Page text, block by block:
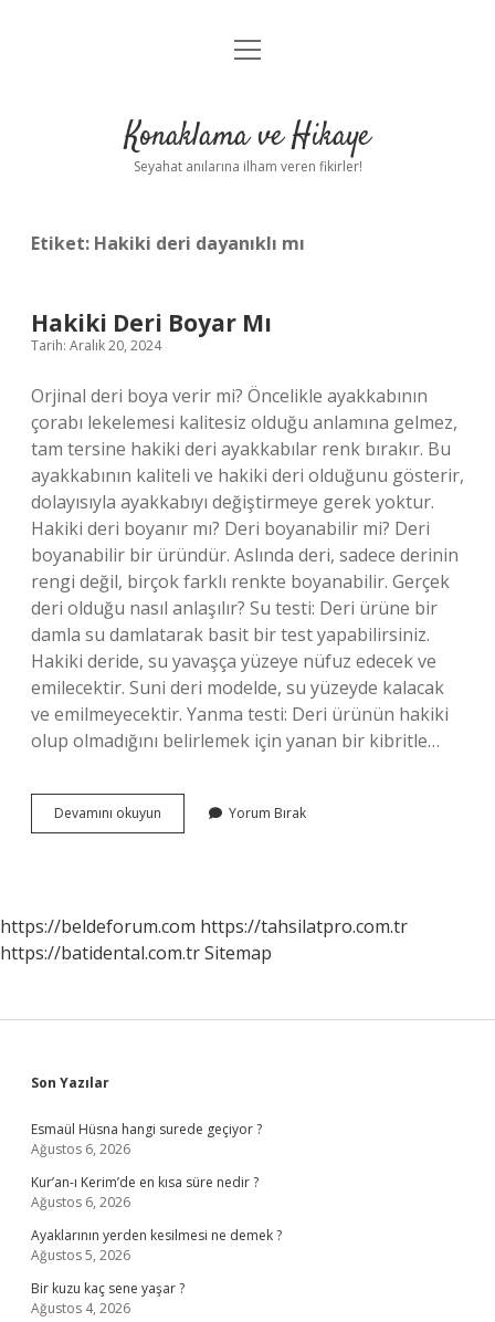
Anasayfa
Yasal Uyarı
menüyü
Konaklama ve Hikaye
Seyahat anılarına ilham veren fikirler!
Etiket: Hakiki deri dayanıklı mı
Hakiki Deri Boyar Mı
Tarih: Aralık 20, 2024
Orjinal deri boya verir mi? Öncelikle ayakkabının
çorabı lekelemesi kalitesiz olduğu anlamına gelmez,
tam tersine hakiki deri ayakkabılar renk bırakır. Bu
ayakkabının kaliteli ve hakiki deri olduğunu gösterir,
dolayısıyla ayakkabıyı değiştirmeye gerek yoktur.
Hakiki deri boyanır mı? Deri boyanabilir mi? Deri
boyanabilir bir üründür. Aslında deri, sadece derinin
rengi değil, birçok farklı renkte boyanabilir. Gerçek
deri olduğu nasıl anlaşılır? Su testi: Deri ürüne bir
damla su damlatarak basit bir test yapabilirsiniz.
Hakiki deride, su yavaşça yüzeye nüfuz edecek ve
emilecektir. Suni deri modelde, su yüzeyde kalacak
ve emilmeyecektir. Yanma testi: Deri ürünün hakiki
olup olmadığını belirlemek için yanan bir kibritle…
Devamını okuyun
Deri
Yorum Bırak
https://beldeforum.com https://tahsilatpro.com.tr
https://batidental.com.trSitemap
Sidebar
Son Yazılar
Esmaül Hüsna hangi surede geçiyor ?
Ağustos 6, 2026
Kur’an-ı Kerim’de en kısa süre nedir ?
Ağustos 6, 2026
Ayaklarının yerden kesilmesi ne demek ?
Ağustos 5, 2026
Bir kuzu kaç sene yaşar ?
Ağustos 4, 2026